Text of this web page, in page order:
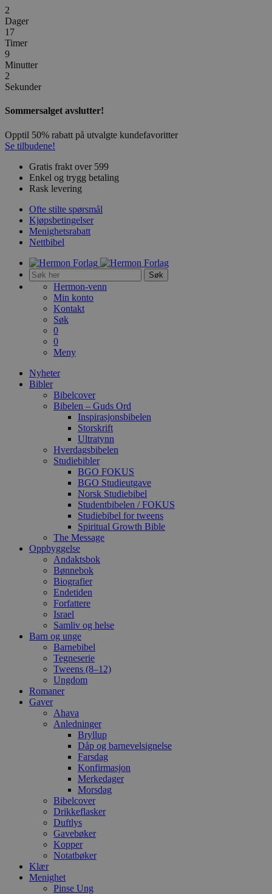
2
Dager
17
Timer
9
Minutter
2
Sekunder
Sommersalget avslutter!
Opptil 50% rabatt på utvalgte kundefavoritter
Se tilbudene!
Gratis frakt over 599
Enkel og trygg betaling
Rask levering
Ofte stilte spørsmål
Kjøpsbetingelser
Menighetsrabatt
Nettbibel
Søk
Hermon-venn
Min konto
Kontakt
Søk
0
0
Meny
Nyheter
Bibler
Bibelcover
Bibelen – Guds Ord
Inspirasjonsbibelen
Storskrift
Ultratynn
Hverdagsbibelen
Studiebibler
BGO FOKUS
BGO Studieutgave
Norsk Studiebibel
Studentbibelen / FOKUS
Studiebibel for tweens
Spiritual Growth Bible
The Message
Oppbyggelse
Andaktsbok
Bønnebok
Biografier
Endetiden
Forfattere
Israel
Samliv og helse
Barn og unge
Barnebibel
Tegneserie
Tweens (8–12)
Ungdom
Romaner
Gaver
Ahava
Anledninger
Bryllup
Dåp og barnevelsignelse
Farsdag
Konfirmasjon
Merkedager
Morsdag
Bibelcover
Drikkeflasker
Duftlys
Gavebøker
Kopper
Notatbøker
Klær
Menighet
Pinse Ung